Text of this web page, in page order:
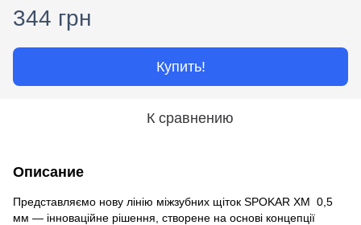
344 грн
Купить!
К сравнению
Описание
Представляємо нову лінію міжзубних щіток SPOKAR XM 0,5
мм — інноваційне рішення, створене на основі концепції